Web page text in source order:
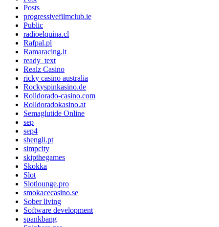
Posts
progressivefilmclub.ie
Public
radioelquina.cl
Rafpal.pl
Ramaracing.it
ready_text
Realz Casino
ricky casino australia
Rockyspinkasino.de
Rolldorado-casino.com
Rolldoradokasino.at
Semaglutide Online
sep
sep4
shengli.pt
simpcity
skipthegames
Skokka
Slot
Slotlounge.pro
smokacecasino.se
Sober living
Software development
spankbang